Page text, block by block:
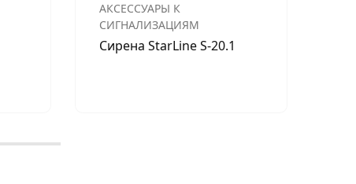
АКСЕССУАРЫ К
СИГНАЛИЗАЦИЯМ
Сирена StarLine S-20.1